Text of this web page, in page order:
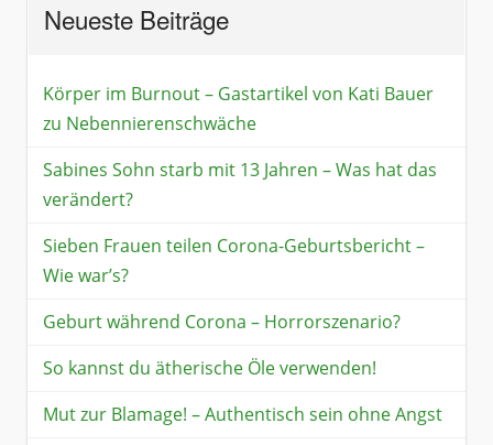
Neueste Beiträge
Körper im Burnout – Gastartikel von Kati Bauer
zu Nebennierenschwäche
Sabines Sohn starb mit 13 Jahren – Was hat das
verändert?
Sieben Frauen teilen Corona-Geburtsbericht –
Wie war’s?
Geburt während Corona – Horrorszenario?
So kannst du ätherische Öle verwenden!
Mut zur Blamage! – Authentisch sein ohne Angst